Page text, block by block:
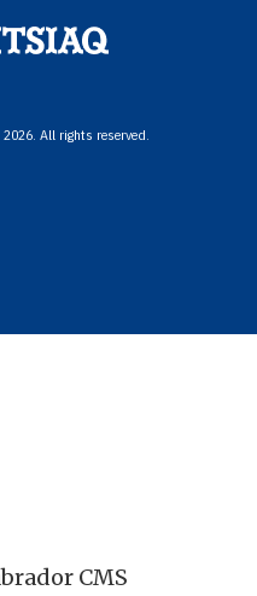
All rights reserved.
CMS